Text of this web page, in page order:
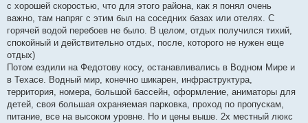
с хорошей скоростью, что для этого района, как я понял очень
важно, там напряг с этим был на соседних базах или отелях. С
горячей водой перебоев не было. В целом, отдых получился тихий,
спокойный и действительно отдых, после, которого не нужен еще
отдых)
Потом ездили на Федотову косу, останавливались в Водном Мире и
в Техасе. Водный мир, конечно шикарен, инфраструктура,
территория, номера, большой бассейн, оформление, аниматоры для
детей, своя большая охраняемая парковка, проход по пропускам,
питание, все на высоком уровне. Но и цены выше. 2х местный люкс